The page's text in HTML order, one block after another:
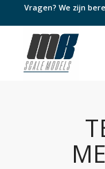
Vragen? We zijn